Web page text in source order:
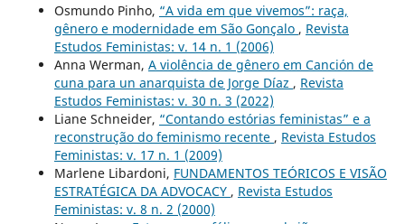
Osmundo Pinho, “A vida em que vivemos”: raça,
gênero e modernidade em São Gonçalo , Revista
Estudos Feministas: v. 14 n. 1 (2006)
Anna Werman, A violência de gênero em Canción de
cuna para un anarquista de Jorge Díaz , Revista
Estudos Feministas: v. 30 n. 3 (2022)
Liane Schneider, “Contando estórias feministas” e a
reconstrução do feminismo recente , Revista Estudos
Feministas: v. 17 n. 1 (2009)
Marlene Libardoni, FUNDAMENTOS TEÓRICOS E VISÃO
ESTRATÉGICA DA ADVOCACY , Revista Estudos
Feministas: v. 8 n. 2 (2000)